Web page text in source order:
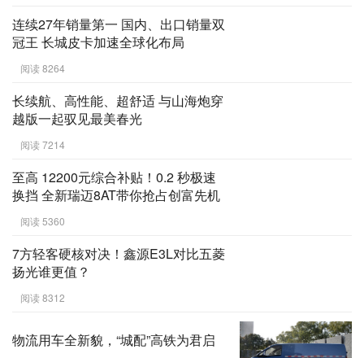
连续27年销量第一 国内、出口销量双
冠王 长城皮卡加速全球化布局
阅读 8264
长续航、高性能、超舒适 与山海炮穿
越版一起驭见最美春光
阅读 7214
至高 12200元综合补贴！0.2 秒极速
换挡 全新瑞迈8AT带你抢占创富先机
阅读 5360
7方轻客硬核对决！鑫源E3L对比五菱
扬光谁更值？
阅读 8312
物流用车全新貌，“城配”高铁为君启